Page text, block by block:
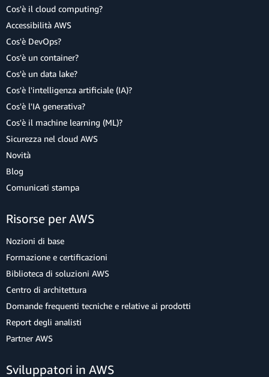
Cos'è il cloud computing?
Accessibilità AWS
Cos'è DevOps?
Cos'è un container?
Cos'è un data lake?
Cos'è l'intelligenza artificiale (IA)?
Cos'è l'IA generativa?
Cos'è il machine learning (ML)?
Sicurezza nel cloud AWS
Novità
Blog
Comunicati stampa
Risorse per AWS
Nozioni di base
Formazione e certificazioni
Biblioteca di soluzioni AWS
Centro di architettura
Domande frequenti tecniche e relative ai prodotti
Report degli analisti
Partner AWS
Sviluppatori in AWS